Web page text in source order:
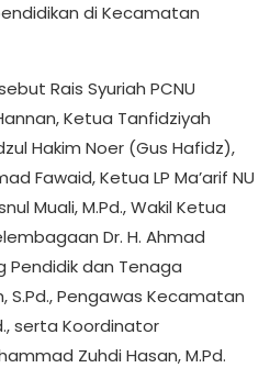
di Kecamatan
Rais Syuriah PCNU
Ketua Tanfidziyah
Hakim Noer (Gus Hafidz),
Fawaid, Ketua LP Ma’arif NU
Muali, M.Pd., Wakil Ketua
Dr. H. Ahmad
Pendidik dan Tenaga
S.Pd., Pengawas Kecamatan
serta Koordinator
Zuhdi Hasan, M.Pd.